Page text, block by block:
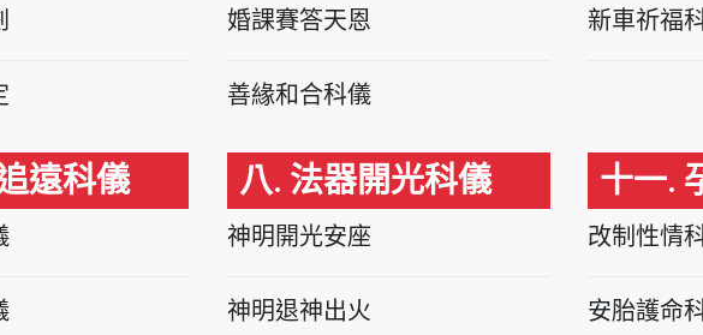
遠科儀
婚課賽答天恩
善緣和合科儀
八. 法器開光科儀
神明開光安座
神明退神出火
新車祈福
十一.
改制性情
安胎護命